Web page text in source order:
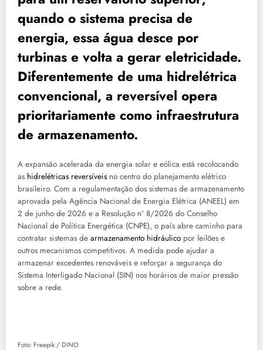
quando o sistema precisa de
energia, essa água desce por
turbinas e volta a gerar eletricidade.
Diferentemente de uma hidrelétrica
convencional, a reversível opera
prioritariamente como infraestrutura
de armazenamento.
A expansão acelerada da energia solar e eólica está recolocando
as hidrelétricas reversíveis no centro do planejamento elétrico
brasileiro. Com a regulamentação dos sistemas de armazenamento
aprovada pela Agência Nacional de Energia Elétrica (ANEEL) em
2 de junho de 2026 e a Resolução nº 8/2026 do Conselho
Nacional de Política Energética (CNPE), o país abre caminho para
contratar sistemas de armazenamento hidráulico por leilões e
outros mecanismos competitivos. A medida pode ajudar a
armazenar excedentes renováveis e reforçar a segurança do
Sistema Interligado Nacional (SIN) nos horários de maior pressão
sobre a rede.
Foto: Freepik / DINO